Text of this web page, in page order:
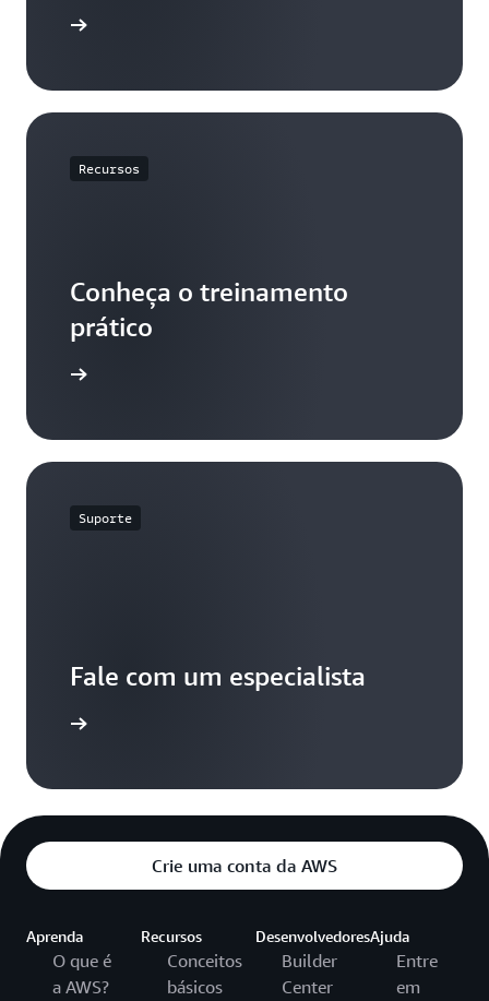
Recursos
Conheça o treinamento
prático
Suporte
Fale com um especialista
Crie uma conta da AWS
Aprenda
O que é
a AWS?
Recursos
Conceitos
básicos
Desenvolvedores
Builder
Center
Ajuda
Entre
em